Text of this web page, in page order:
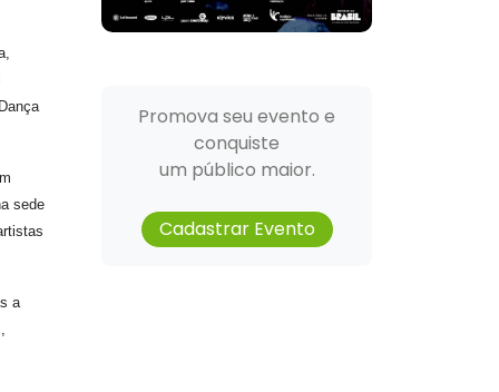
sede
a
Promova seu evento e
conquiste
um público maior.
Cadastrar Evento